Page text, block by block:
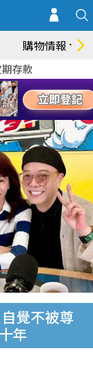
購物情報
存款
覺不被尊
年